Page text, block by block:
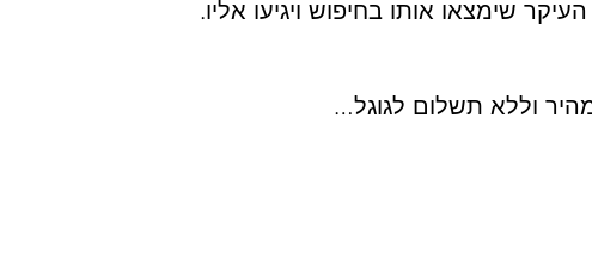
שימצאו אותו בחיפוש ויגיעו אליו.
וללא תשלום לגוגל…